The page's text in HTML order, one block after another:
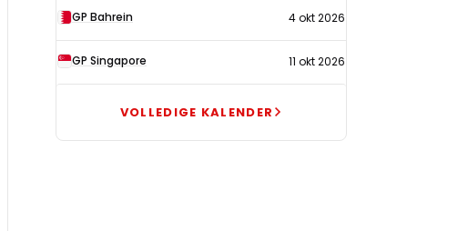
GP Bahrein 4 okt 2026
GP Singapore 11 okt 2026
VOLLEDIGE KALENDER